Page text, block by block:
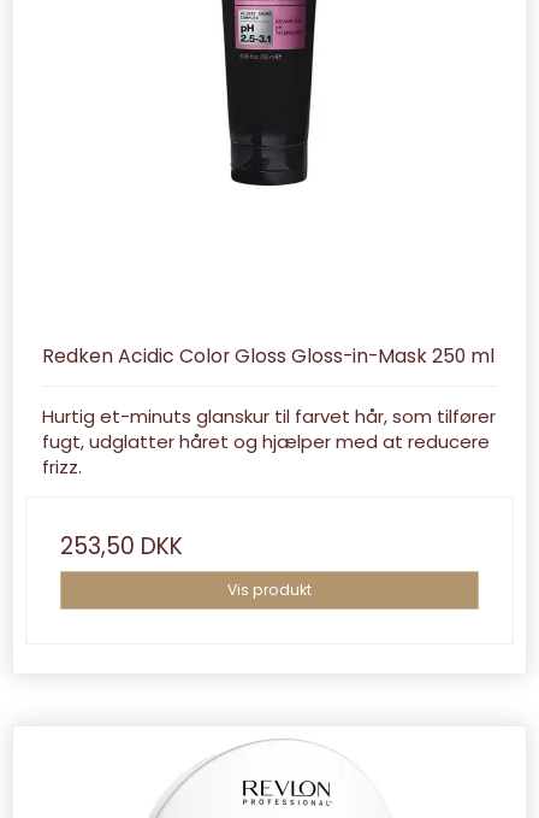
Redken Acidic Color Gloss Gloss-in-Mask 250 ml
Hurtig et-minuts glanskur til farvet hår, som tilfører
fugt, udglatter håret og hjælper med at reducere
frizz.
253,50 DKK
Vis produkt